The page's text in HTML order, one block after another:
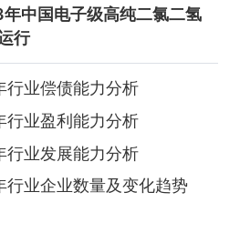
中国电子级高纯二氯二氢
行
业偿债能力分析
业盈利能力分析
业发展能力分析
业企业数量及变化趋势